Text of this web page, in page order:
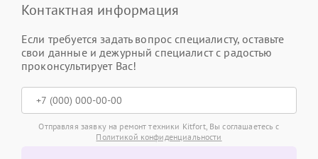
Контактная информация
Если требуется задать вопрос специалисту, оставьте
свои данные и дежурный специалист с радостью
проконсультирует Вас!
Отправляя заявку на ремонт техники Kitfort, Вы соглашаетесь с
Политикой конфиденциальности